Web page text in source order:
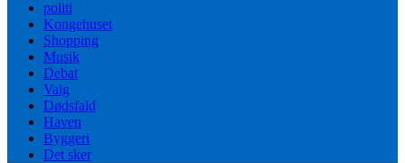
politi
Kongehuset
Shopping
Musik
Debat
Valg
Dødsfald
Haven
Byggeri
Det sker